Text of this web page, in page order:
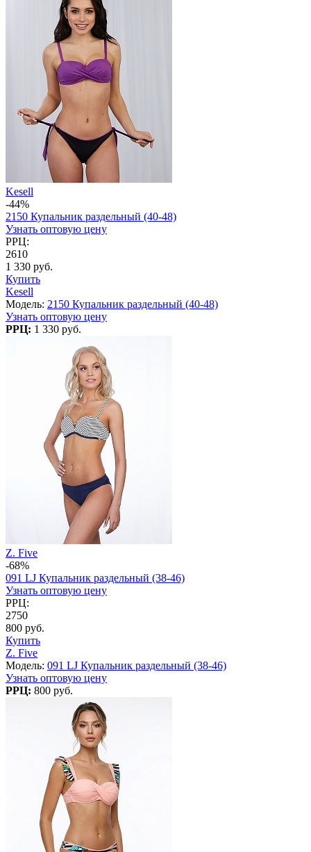
Kesell
-44%
2150 Купальник раздельный (40-48)
Узнать оптовую цену
РРЦ:
2610
1 330 руб.
Купить
Kesell
Модель: 2150 Купальник раздельный (40-48)
Узнать оптовую цену
РРЦ: 1 330 руб.
Z. Five
-68%
091 LJ Купальник раздельный (38-46)
Узнать оптовую цену
РРЦ:
2750
800 руб.
Купить
Z. Five
Модель: 091 LJ Купальник раздельный (38-46)
Узнать оптовую цену
РРЦ: 800 руб.